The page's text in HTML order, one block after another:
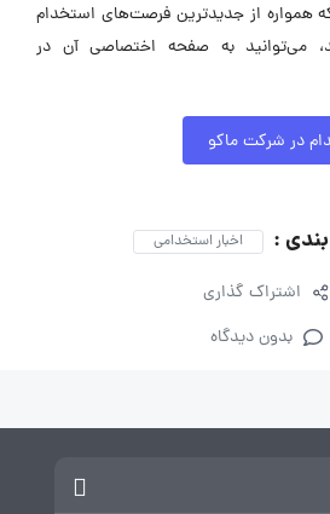
همواره از جدیدترین فرصت‌های استخدام
می‌توانید به صفحه اختصاصی آن در
در شرکت ماکو
: اخبار استخدامی
اشتراک گذاری
بدون دیدگاه